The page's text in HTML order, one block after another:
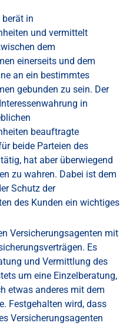
berät in
und vermittelt
dem
einerseits und dem
an ein bestimmtes
gebunden zu sein. Der
in
beauftragte
beide Parteien des
hat aber überwiegend
zu wahren. Dabei ist dem
Schutz der
des Kunden ein wichtiges
Versicherungsagenten mit
Es
und Vermittlung des
um eine Einzelberatung,
etwas anderes mit dem
Festgehalten wird, dass
Versicherungsagenten